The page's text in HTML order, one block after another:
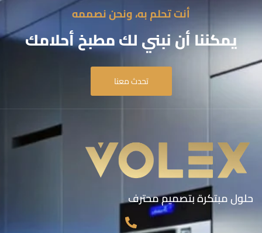
أنت تحلم به، ونحن نصممه
يمكننا أن نبني لك مطبخ أحلامك
تحدث معنا
حلول مبتكرة بتصميم محترف